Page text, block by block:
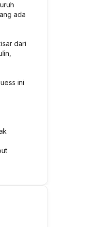
ada
dari
ini